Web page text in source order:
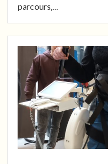
parcours,...